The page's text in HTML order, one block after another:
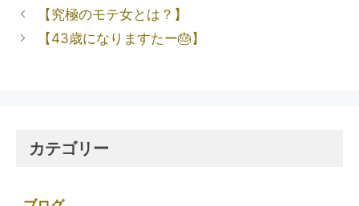
【究極のモテ女とは？】
【43歳になりますたー🎂】
カテゴリー